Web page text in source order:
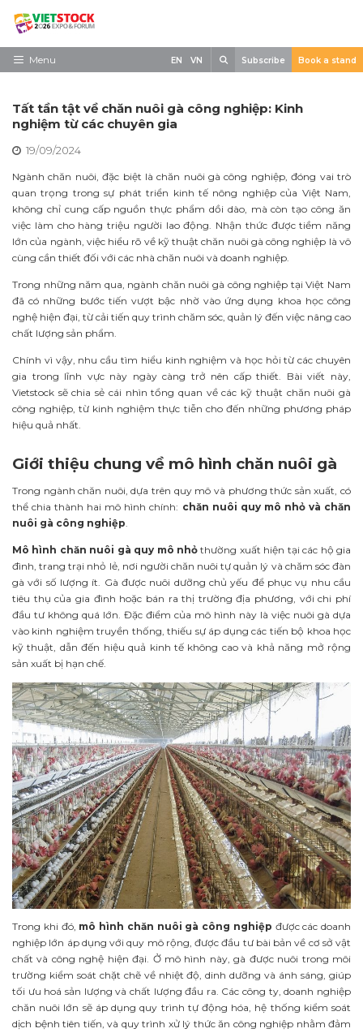
Skip
contentMenu
Về triển lãm
Trưng Bày
Tham Quan
Tin tức
Liên Hệ
EN VN Subscribe Book a stand
Tất tần tật về chăn nuôi gà công nghiệp: Kinh
nghiệm từ các chuyên gia
19/09/2024
Ngành chăn nuôi, đặc biệt là chăn nuôi gà công nghiệp, đóng vai trò
quan trọng trong sự phát triển kinh tế nông nghiệp của Việt Nam,
không chỉ cung cấp nguồn thực phẩm dồi dào, mà còn tạo công ăn
việc làm cho hàng triệu người lao động. Nhận thức được tiềm năng
lớn của ngành, việc hiểu rõ về kỹ thuật chăn nuôi gà công nghiệp là vô
cùng cần thiết đối với các nhà chăn nuôi và doanh nghiệp.
Trong những năm qua, ngành chăn nuôi gà công nghiệp tại Việt Nam
đã có những bước tiến vượt bậc nhờ vào ứng dụng khoa học công
nghệ hiện đại, từ cải tiến quy trình chăm sóc, quản lý đến việc nâng cao
chất lượng sản phẩm.
Chính vì vậy, nhu cầu tìm hiểu kinh nghiệm và học hỏi từ các chuyên
gia trong lĩnh vực này ngày càng trở nên cấp thiết. Bài viết này,
Vietstock sẽ chia sẻ cái nhìn tổng quan về các kỹ thuật chăn nuôi gà
công nghiệp, từ kinh nghiệm thực tiễn cho đến những phương pháp
hiệu quả nhất.
Giới thiệu chung về mô hình chăn nuôi gà
Trong ngành chăn nuôi, dựa trên quy mô và phương thức sản xuất, có
thể chia thành hai mô hình chính: chăn nuôi quy mô nhỏ và chăn
nuôi gà công nghiệp.
Mô hình chăn nuôi gà quy mô nhỏthường xuất hiện tại các hộ gia
đình, trang trại nhỏ lẻ, nơi người chăn nuôi tự quản lý và chăm sóc đàn
gà với số lượng ít. Gà được nuôi dưỡng chủ yếu để phục vụ nhu cầu
tiêu thụ của gia đình hoặc bán ra thị trường địa phương, với chi phí
đầu tư không quá lớn. Đặc điểm của mô hình này là việc nuôi gà dựa
vào kinh nghiệm truyền thống, thiếu sự áp dụng các tiến bộ khoa học
kỹ thuật, dẫn đến hiệu quả kinh tế không cao và khả năng mở rộng
sản xuất bị hạn chế.
Trong khi đó, mô hình chăn nuôi gà công nghiệp được các doanh
nghiệp lớn áp dụng với quy mô rộng, được đầu tư bài bản về cơ sở vật
chất và công nghệ hiện đại. Ở mô hình này, gà được nuôi trong môi
trường kiểm soát chặt chẽ về nhiệt độ, dinh dưỡng và ánh sáng, giúp
tối ưu hoá sản lượng và chất lượng đầu ra. Các công ty, doanh nghiệp
chăn nuôi lớn sẽ áp dụng quy trình tự động hóa, hệ thống kiểm soát
dịch bệnh tiên tiến, và quy trình xử lý thức ăn công nghiệp nhằm đảm